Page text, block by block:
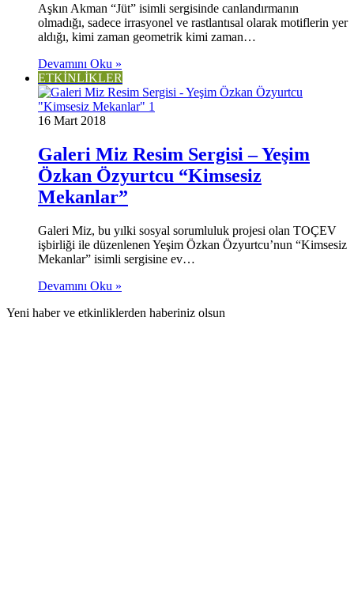
Aşkın Akman “Jüt” isimli sergisinde canlandırmanın
olmadığı, sadece irrasyonel ve rastlantısal olarak motiflerin yer
aldığı, kimi zaman geometrik kimi zaman…
Devamını Oku »
ETKİNLİKLER
16 Mart 2018
Galeri Miz Resim Sergisi – Yeşim
Özkan Özyurtcu “Kimsesiz
Mekanlar”
Galeri Miz, bu yılki sosyal sorumluluk projesi olan TOÇEV
işbirliği ile düzenlenen Yeşim Özkan Özyurtcu’nun “Kimsesiz
Mekanlar” isimli sergisine ev…
Devamını Oku »
Yeni haber ve etkinliklerden haberiniz olsun